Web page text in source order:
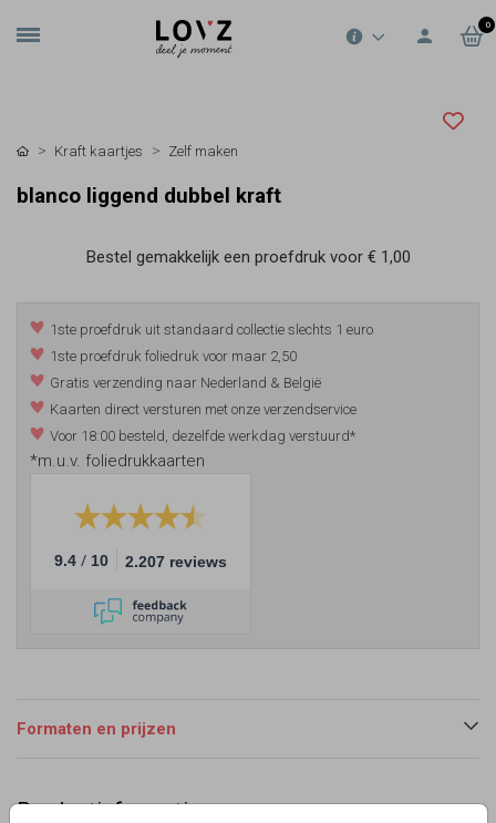
0
Kraft kaartjes Zelf maken
blanco liggend dubbel kraft
Bestel gemakkelijk een proefdruk voor € 1,00
1ste proefdruk uit standaard collectie slechts 1 euro
1ste proefdruk foliedruk voor maar 2,50
Gratis verzending naar Nederland & België
Kaarten direct versturen met onze verzendservice
Voor 18:00 besteld, dezelfde werkdag verstuurd*
*m.u.v. foliedrukkaarten
9.4 / 10 2.207 reviews
Formaten en prijzen
Productinformatie